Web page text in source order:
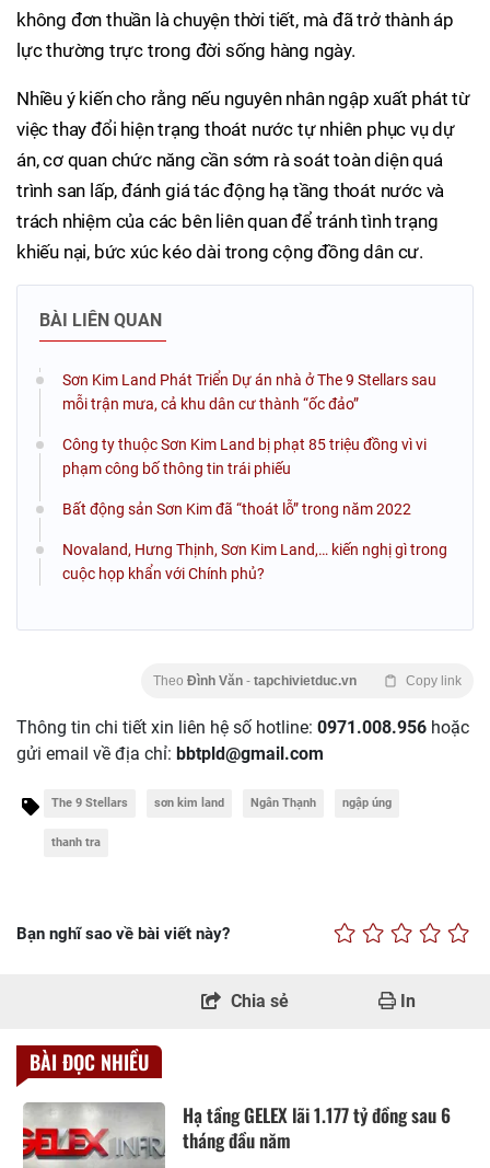
không đơn thuần là chuyện thời tiết, mà đã trở thành áp
lực thường trực trong đời sống hàng ngày.
Nhiều ý kiến cho rằng nếu nguyên nhân ngập xuất phát từ
việc thay đổi hiện trạng thoát nước tự nhiên phục vụ dự
án, cơ quan chức năng cần sớm rà soát toàn diện quá
trình san lấp, đánh giá tác động hạ tầng thoát nước và
trách nhiệm của các bên liên quan để tránh tình trạng
khiếu nại, bức xúc kéo dài trong cộng đồng dân cư.
BÀI LIÊN QUAN
Sơn Kim Land Phát Triển Dự án nhà ở The 9 Stellars sau
mỗi trận mưa, cả khu dân cư thành “ốc đảo”
Công ty thuộc Sơn Kim Land bị phạt 85 triệu đồng vì vi
phạm công bố thông tin trái phiếu
Bất động sản Sơn Kim đã “thoát lỗ” trong năm 2022
Novaland, Hưng Thịnh, Sơn Kim Land,… kiến nghị gì trong
cuộc họp khẩn với Chính phủ?
Theo Đình Văn - tapchivietduc.vn Copy link
Thông tin chi tiết xin liên hệ số hotline: 0971.008.956 hoặc
gửi email về địa chỉ: bbtpld@gmail.com
The 9 Stellars sơn kim land Ngân Thạnh ngập úng
thanh tra
Bạn nghĩ sao về bài viết này?
Chia sẻ In
BÀI ĐỌC NHIỀU
Hạ tầng GELEX lãi 1.177 tỷ đồng sau 6
tháng đầu năm